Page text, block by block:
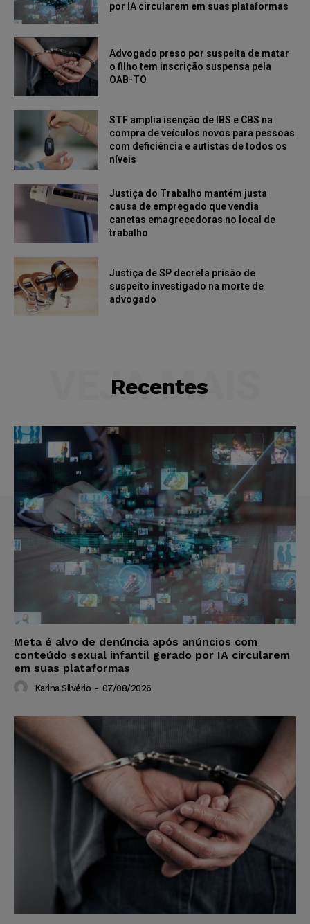
por IA circularem em suas plataformas
Advogado preso por suspeita de matar
o filho tem inscrição suspensa pela
OAB-TO
STF amplia isenção de IBS e CBS na
compra de veículos novos para pessoas
com deficiência e autistas de todos os
níveis
Justiça do Trabalho mantém justa
causa de empregado que vendia
canetas emagrecedoras no local de
trabalho
Justiça de SP decreta prisão de
suspeito investigado na morte de
advogado
Recentes
VEJA MAIS
Meta é alvo de denúncia após anúncios com
conteúdo sexual infantil gerado por IA circularem
em suas plataformas
Karina Silvério - 07/08/2026